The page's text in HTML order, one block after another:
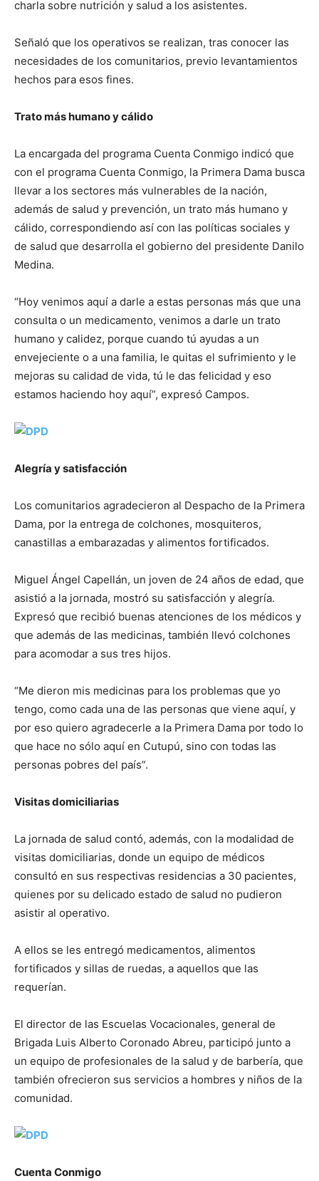
charla sobre nutrición y salud a los asistentes.
Señaló que los operativos se realizan, tras conocer las
necesidades de los comunitarios, previo levantamientos
hechos para esos fines.
Trato más humano y cálido
La encargada del programa Cuenta Conmigo indicó que
con el programa Cuenta Conmigo, la Primera Dama busca
llevar a los sectores más vulnerables de la nación,
además de salud y prevención, un trato más humano y
cálido, correspondiendo así con las políticas sociales y
de salud que desarrolla el gobierno del presidente Danilo
Medina.
“Hoy venimos aquí a darle a estas personas más que una
consulta o un medicamento, venimos a darle un trato
humano y calidez, porque cuando tú ayudas a un
envejeciente o a una familia, le quitas el sufrimiento y le
mejoras su calidad de vida, tú le das felicidad y eso
estamos haciendo hoy aquí”, expresó Campos.
Alegría y satisfacción
Los comunitarios agradecieron al Despacho de la Primera
Dama, por la entrega de colchones, mosquiteros,
canastillas a embarazadas y alimentos fortificados.
Miguel Ángel Capellán, un joven de 24 años de edad, que
asistió a la jornada, mostró su satisfacción y alegría.
Expresó que recibió buenas atenciones de los médicos y
que además de las medicinas, también llevó colchones
para acomodar a sus tres hijos.
“Me dieron mis medicinas para los problemas que yo
tengo, como cada una de las personas que viene aquí, y
por eso quiero agradecerle a la Primera Dama por todo lo
que hace no sólo aquí en Cutupú, sino con todas las
personas pobres del país”.
Visitas domiciliarias
La jornada de salud contó, además, con la modalidad de
visitas domiciliarias, donde un equipo de médicos
consultó en sus respectivas residencias a 30 pacientes,
quienes por su delicado estado de salud no pudieron
asistir al operativo.
A ellos se les entregó medicamentos, alimentos
fortificados y sillas de ruedas, a aquellos que las
requerían.
El director de las Escuelas Vocacionales, general de
Brigada Luis Alberto Coronado Abreu, participó junto a
un equipo de profesionales de la salud y de barbería, que
también ofrecieron sus servicios a hombres y niños de la
comunidad.
Cuenta Conmigo